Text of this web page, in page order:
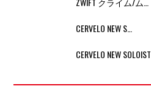
CERVELO NEW S…
CERVELO NEW SOLOIST